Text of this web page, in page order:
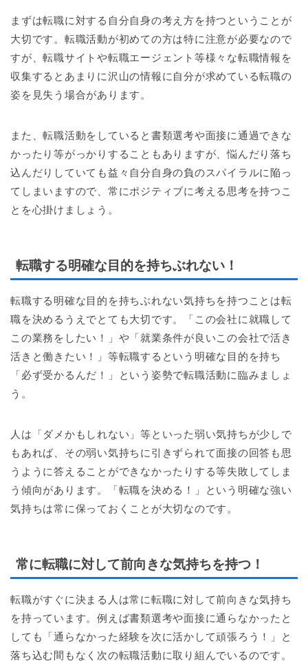
まずは転職に対する自分自身の考え方を持つということが
大切です。転職活動が初めての方は特に注意が必要なので
すが、転職サイトや転職エージェント等様々な転職情報を
収集するとあまりに沢山の情報に自分が求めている転職の
姿を見失う場合があります。
また、転職活動をしていると書類選考や面接に通過できな
かったり等がっかりすることもありますが、悩んだり落ち
込んだりしていても益々自分自身の負のスパイラルに陥っ
てしまいますので、常にポジティブに考える思考を持つこ
とを心掛けましょう。
転職する明確な目的を持ちぶれない！
転職する明確な目的を持ちぶれない気持ちを持つことは転
職を決めるうえでとても大切です。「この会社に就職して
この業務をしたい！」や「就業条件が良いこの会社で活き
活きと働きたい！」等転職するという明確な目的を持ち
「必ず受かるんだ！」という姿勢で転職活動に臨みましょ
う。
人は「ダメかもしれない」等といった弱い気持ちが少しで
もあれば、その弱い気持ちに引きずられて面接の回答も思
うように答えることができなかったりする等失敗してしま
う傾向があります。「転職を決める！」という明確な強い
気持ちは常に保っておくことが大切なのです。
常に転職に対して前向きな気持ちを持つ！
転職がすぐに決まる人は常に転職に対して前向きな気持ち
を持っています。例えば書類選考や面接に通らなかったと
しても「通らなかった経験を次に活かして頑張ろう！」と
落ち込む間もなく次の転職活動に取り組んでいるのです。